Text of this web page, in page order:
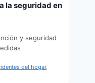
la seguridad en
y seguridad
del hogar,